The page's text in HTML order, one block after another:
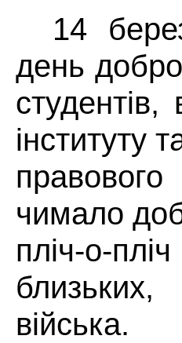
14
день
інституту
чимало
пліч-о-
близьких,
війська.